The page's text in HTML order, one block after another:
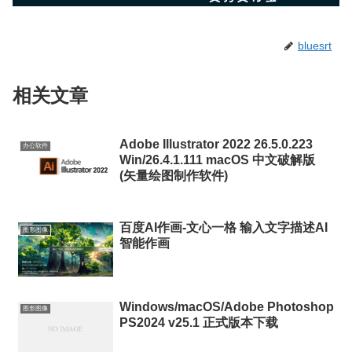
bluesrt
相关文章
办公软件
Adobe Illustrator 2022 26.5.0.223
Win/26.4.1.111 macOS 中文破解版
(矢量绘图制作软件)
图形图像
百度AI作画-文心一格 输入文字描述AI
智能作画
图形图像
Windows/macOS/Adobe Photoshop
PS2024 v25.1 正式版本下载